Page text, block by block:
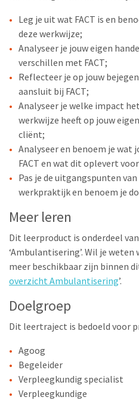
Leg je uit wat FACT is en
deze werkwijze;
Analyseer je jouw eigen
verschillen met FACT;
Reflecteer je op jouw
aansluit bij FACT;
Analyseer je welke impact
werkwijze heeft op jouw
cliënt;
Analyseer en benoem je wat
FACT en wat dit oplevert
Pas je de uitgangspunten
werkpraktijk en benoem je
Meer leren
Dit leerproduct is onderdeel
‘Ambulantisering’. Wil je
meer beschikbaar zijn binnen
overzicht Ambulantisering’.
Doelgroep
Dit leertraject is bedoeld voor
Agoog
Begeleider
Verpleegkundig specialist
Verpleegkundige